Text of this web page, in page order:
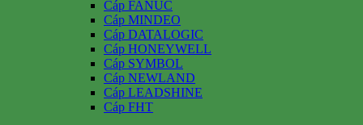
Cáp FANUC
Cáp MINDEO
Cáp DATALOGIC
Cáp HONEYWELL
Cáp SYMBOL
Cáp NEWLAND
Cáp LEADSHINE
Cáp FHT